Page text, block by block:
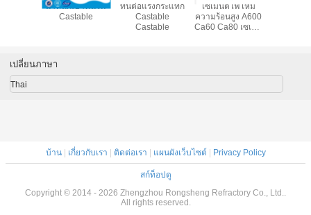
น้ำหนักเบาทนไฟ
Castable
ทนต่อแรงกระแทก
Castable
Castable
เซเมนต์ไฟไหม้
ความร้อนสูง A600
Ca60 Ca80 เซเมน
เปลี่ยนภาษา
Thai
บ้าน| เกี่ยวกับเรา | ติดต่อเรา | แผนผังเว็บไซต์ | Privacy Policy
สก์ท็อปดู
Copyright © 2014 - 2026 Zhengzhou Rongsheng Refractory Co., Ltd..
All rights reserved.